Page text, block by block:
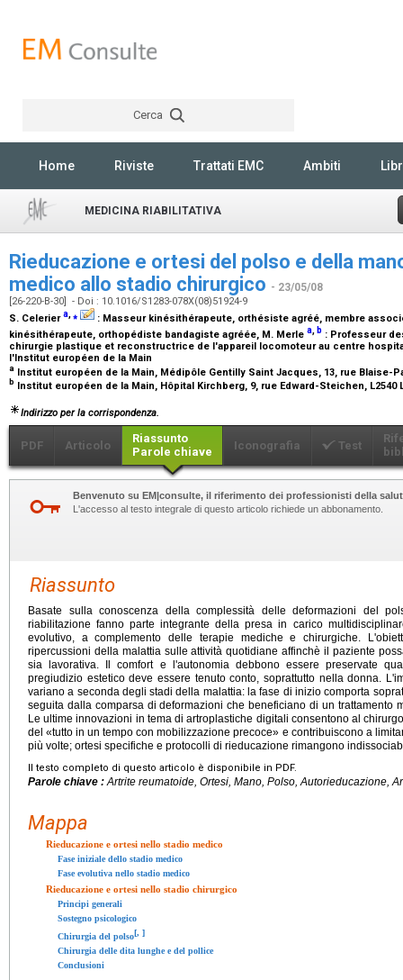
Cerca
Home Riviste Trattati EMC Ambiti
MEDICINA RIABILITATIVA
Rieducazione e ortesi del polso e della
medico allo stadio chirurgico - 23/05/08
[26-220-B-30] - Doi : 10.1016/S1283-078X(08)51924-9
S. Celeriera,⁎ : Masseur kinésithérapeute, orthésiste agréé, membre
kinésithérapeute, orthopédiste bandagiste agréée, M. Merle a b : Professeur
chirurgie plastique et reconstructrice de l'appareil locomoteur au centre
l'Institut européen de la Main
a Institut européen de la Main, Médipôle Gentilly Saint Jacques, 13, rue Blaise-
b Institut européen de la Main, Hôpital Kirchberg, 9, rue Edward-Steichen,
Indirizzo per la corrispondenza.
PDF Articolo
Riassunto
Parole chiave
Iconografia Test
Benvenuto su EM|consulte, il riferimento dei professionisti della
L'accesso al testo integrale di questo articolo richiede un abbonamento.
Riassunto
Basate sulla conoscenza della complessità delle deformazioni del
riabilitazione fanno parte integrante della presa in carico
evolutivo, a complemento delle terapie mediche e chirurgiche.
ripercussioni della malattia sulle attività quotidiane affinchè il paziente
sia lavorativa. Il comfort e l'autonomia debbono essere preservate
pregiudizio estetico deve essere tenuto conto, soprattutto nella donna.
variano a seconda degli stadi della malattia: la fase di inizio comporta
seguita dalla comparsa di deformazioni che beneficiano di un trattamento
Le ultime innovazioni in tema di artroplastiche digitali consentono al
del «tutto in un tempo con mobilizzazione precoce» e contribuiscono a
più volte; ortesi specifiche e protocolli di rieducazione rimangono
Il testo completo di questo articolo è disponibile in PDF.
Parole chiave : Artrite reumatoide, Ortesi, Mano, Polso, Autorieducazione,
Mappa
Rieducazione e ortesi nello stadio medico
Fase iniziale dello stadio medico
Fase evolutiva nello stadio medico
Rieducazione e ortesi nello stadio chirurgico
Principi generali
Sostegno psicologico
Chirurgia del polso[, ]
Chirurgia delle dita lunghe e del pollice
Conclusioni